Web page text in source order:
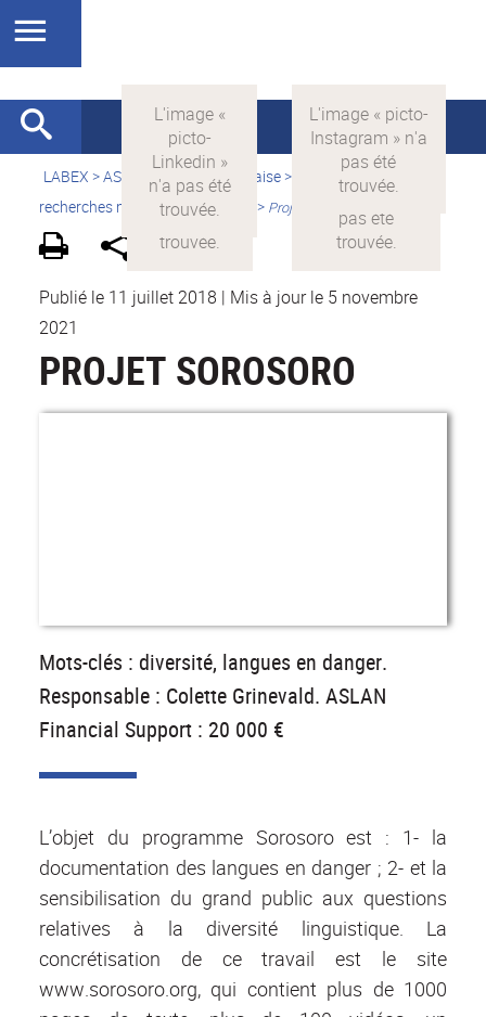
LABEX >ASLAN > Version française>
Quelles sont les
recherches menées par ASLAN ?
> Projets financés par ASLAN
Publié le 11 juillet 2018 | Mis à jour le 5 novembre
2021
PROJET SOROSORO
Mots-clés : diversité, langues en danger.
Responsable : Colette Grinevald. ASLAN
Financial Support : 20 000 €
L’objet du programme Sorosoro est : 1- la
documentation des langues en danger ; 2- et la
sensibilisation du grand public aux questions
relatives à la diversité linguistique. La
concrétisation de ce travail est le site
www.sorosoro.org, qui contient plus de 1000